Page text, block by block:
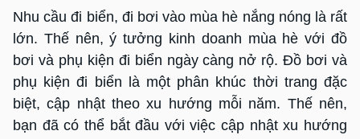
Nhu cầu đi biển, đi bơi vào mùa hè nắng nóng là rất
lớn. Thế nên, ý tưởng kinh doanh mùa hè với đồ
bơi và phụ kiện đi biển ngày càng nở rộ. Đồ bơi và
phụ kiện đi biển là một phân khúc thời trang đặc
biệt, cập nhật theo xu hướng mỗi năm. Thế nên,
bạn đã có thể bắt đầu với việc cập nhật xu hướng